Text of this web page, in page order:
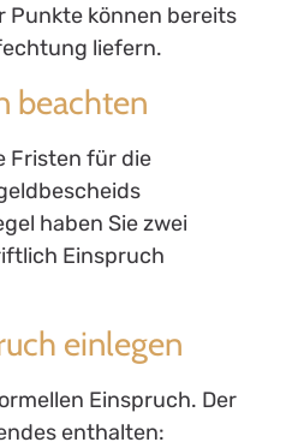
Punkte können bereits
liefern.
beachten
Fristen für die
haben Sie zwei
Einspruch
einlegen
Einspruch. Der
enthalten: